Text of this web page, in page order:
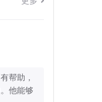
帮助，
他能够